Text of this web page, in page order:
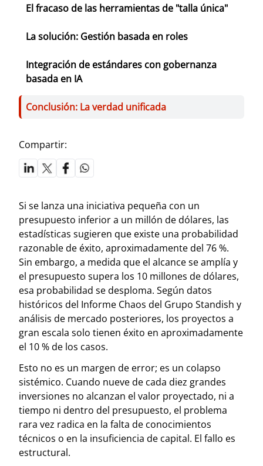
El fracaso de las herramientas de "talla única"
La solución: Gestión basada en roles
Integración de estándares con gobernanza
basada en IA
Conclusión: La verdad unificada
Compartir:
Si se lanza una iniciativa pequeña con un
presupuesto inferior a un millón de dólares, las
estadísticas sugieren que existe una probabilidad
razonable de éxito, aproximadamente del 76 %.
Sin embargo, a medida que el alcance se amplía y
el presupuesto supera los 10 millones de dólares,
esa probabilidad se desploma. Según datos
históricos del Informe Chaos del Grupo Standish y
análisis de mercado posteriores, los proyectos a
gran escala solo tienen éxito en aproximadamente
el 10 % de los casos.
Esto no es un margen de error; es un colapso
sistémico. Cuando nueve de cada diez grandes
inversiones no alcanzan el valor proyectado, ni a
tiempo ni dentro del presupuesto, el problema
rara vez radica en la falta de conocimientos
técnicos o en la insuficiencia de capital. El fallo es
estructural.